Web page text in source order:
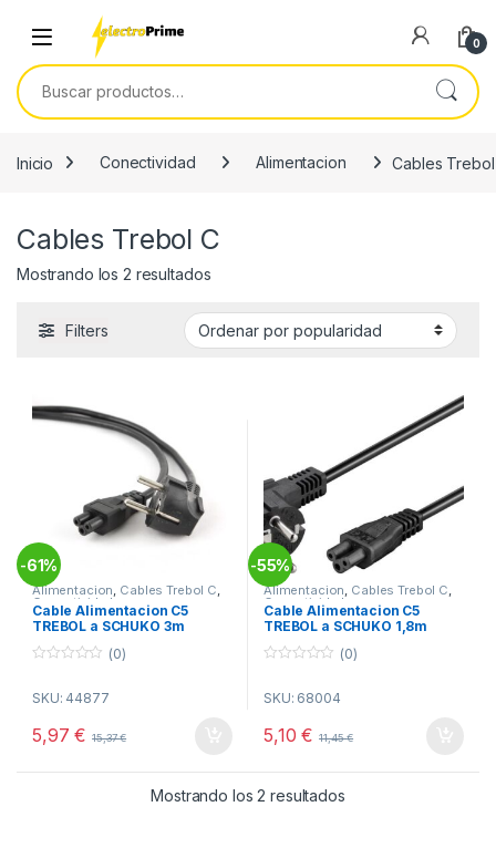
Skip to navigation
Skip to content
0
Buscar por:
Inicio Conectividad Alimentacion Cables
Cables Trebol C
Mostrando los 2 resultadosOrdenado por popularidad
Filters
-61%
Alimentacion, Cables Trebol C,
Conectividad
Cable Alimentacion C5
TREBOL a SCHUKO 3m
u
f
(0)
SKU: 44877
5,97€ 15,37€
-55%
Alimentacion, Cables Trebol C,
Conectividad
Cable Alimentacion C5
TREBOL a SCHUKO 1,8m
u
f
(0)
SKU: 68004
5,10€ 11,45€
Mostrando los 2 resultadosOrdenado por